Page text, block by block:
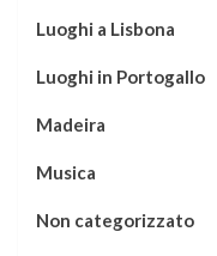
Luoghi a Lisbona
Luoghi in Portogallo
Madeira
Musica
Non categorizzato